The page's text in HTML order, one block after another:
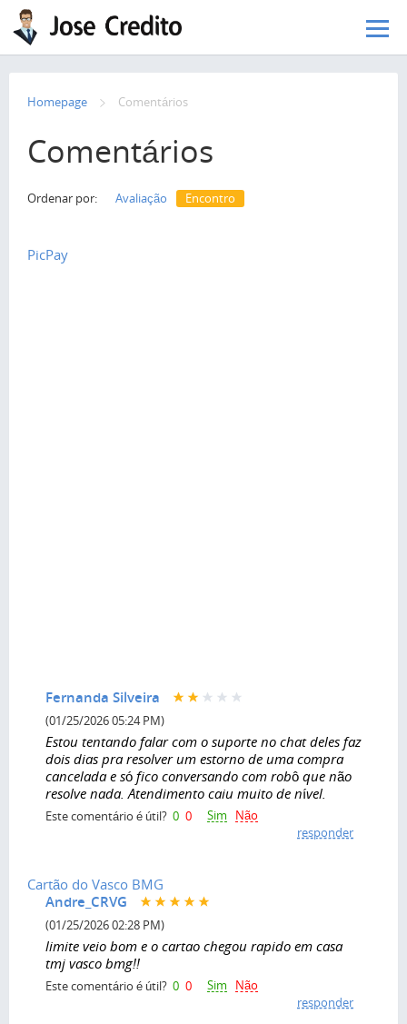
Pular para o conteúdo principal
Homepage Сomentários
Comentários
Ordenar por: Avaliação Encontro
PicPay
Fernanda Silveira
(01/25/2026 05:24 PM)
Estou tentando falar com o suporte no chat deles faz
dois dias pra resolver um estorno de uma compra
cancelada e só fico conversando com robô que não
resolve nada. Atendimento caiu muito de nível.
Este comentário é útil? 0 0 Sim
Não
responder
Cartão do Vasco BMG
Andre_CRVG
(01/25/2026 02:28 PM)
limite veio bom e o cartao chegou rapido em casa
tmj vasco bmg!!
Este comentário é útil? 0 0 Sim
Não
responder